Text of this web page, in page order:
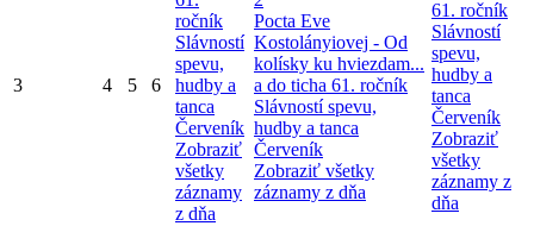
3 4 5 6
ročník
Slávností
spevu,
hudby a
tanca
Červeník
Zobraziť
všetky
záznamy
z dňa
Pocta Eve
Kostolányiovej - Od
kolísky ku hviezdam...
a do ticha 61. ročník
Slávností spevu,
hudby a tanca
Červeník
Zobraziť všetky
záznamy z dňa
61. ročník
Slávností
spevu,
hudby a
tanca
Červeník
Zobraziť
všetky
záznamy z
dňa